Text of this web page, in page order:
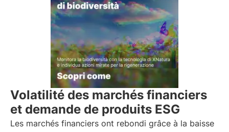
Volatilité des marchés financiers
et demande de produits ESG
Les marchés financiers ont rebondi grâce à la baisse